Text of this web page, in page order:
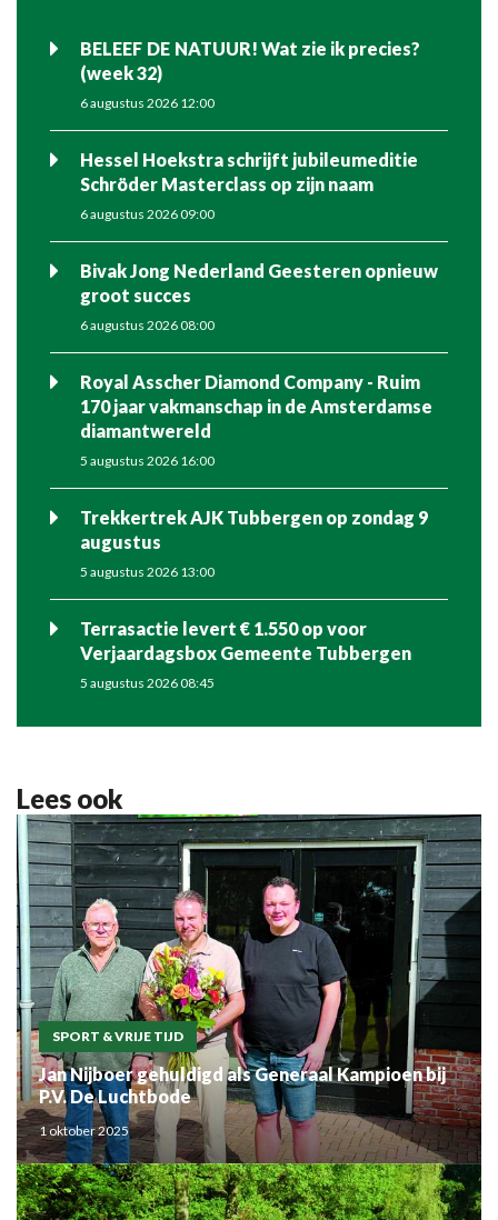
BELEEF DE NATUUR! Wat zie ik precies?
(week 32)
6 augustus 2026 12:00
Hessel Hoekstra schrijft jubileumeditie
Schröder Masterclass op zijn naam
6 augustus 2026 09:00
Bivak Jong Nederland Geesteren opnieuw
groot succes
6 augustus 2026 08:00
Royal Asscher Diamond Company - Ruim
170 jaar vakmanschap in de Amsterdamse
diamantwereld
5 augustus 2026 16:00
Trekkertrek AJK Tubbergen op zondag 9
augustus
5 augustus 2026 13:00
Terrasactie levert € 1.550 op voor
Verjaardagsbox Gemeente Tubbergen
5 augustus 2026 08:45
Lees ook
SPORT & VRIJE TIJD
Jan Nijboer gehuldigd als Generaal Kampioen bij
P.V. De Luchtbode
1 oktober 2025